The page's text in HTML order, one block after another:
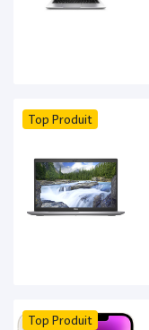
Top Produit
Top Produit